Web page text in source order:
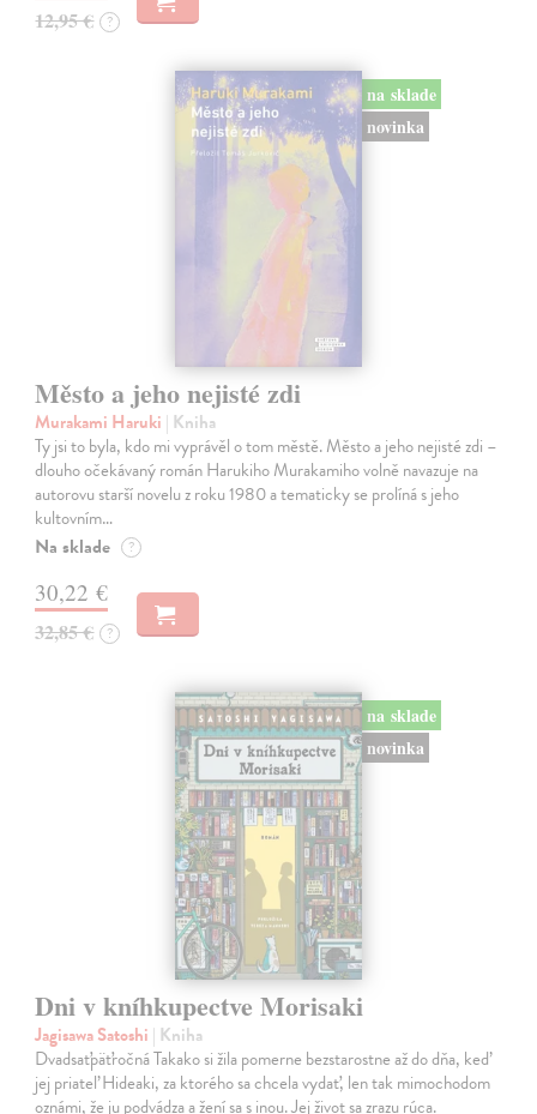
12,95 € ?
na sklade
novinka
Město a jeho nejisté zdi
Murakami Haruki | Kniha
Ty jsi to byla, kdo mi vyprávěl o tom městě. Město a jeho nejisté zdi –
dlouho očekávaný román Harukiho Murakamiho volně navazuje na
autorovu starší novelu z roku 1980 a tematicky se prolíná s jeho
kultovním…
Na sklade ?
30,22 €
32,85 € ?
na sklade
novinka
Dni v kníhkupectve Morisaki
Jagisawa Satoshi | Kniha
Dvadsaťpäťročná Takako si žila pomerne bezstarostne až do dňa, keď
jej priateľ Hideaki, za ktorého sa chcela vydať, len tak mimochodom
oznámi, že ju podvádza a žení sa s inou. Jej život sa zrazu rúca.